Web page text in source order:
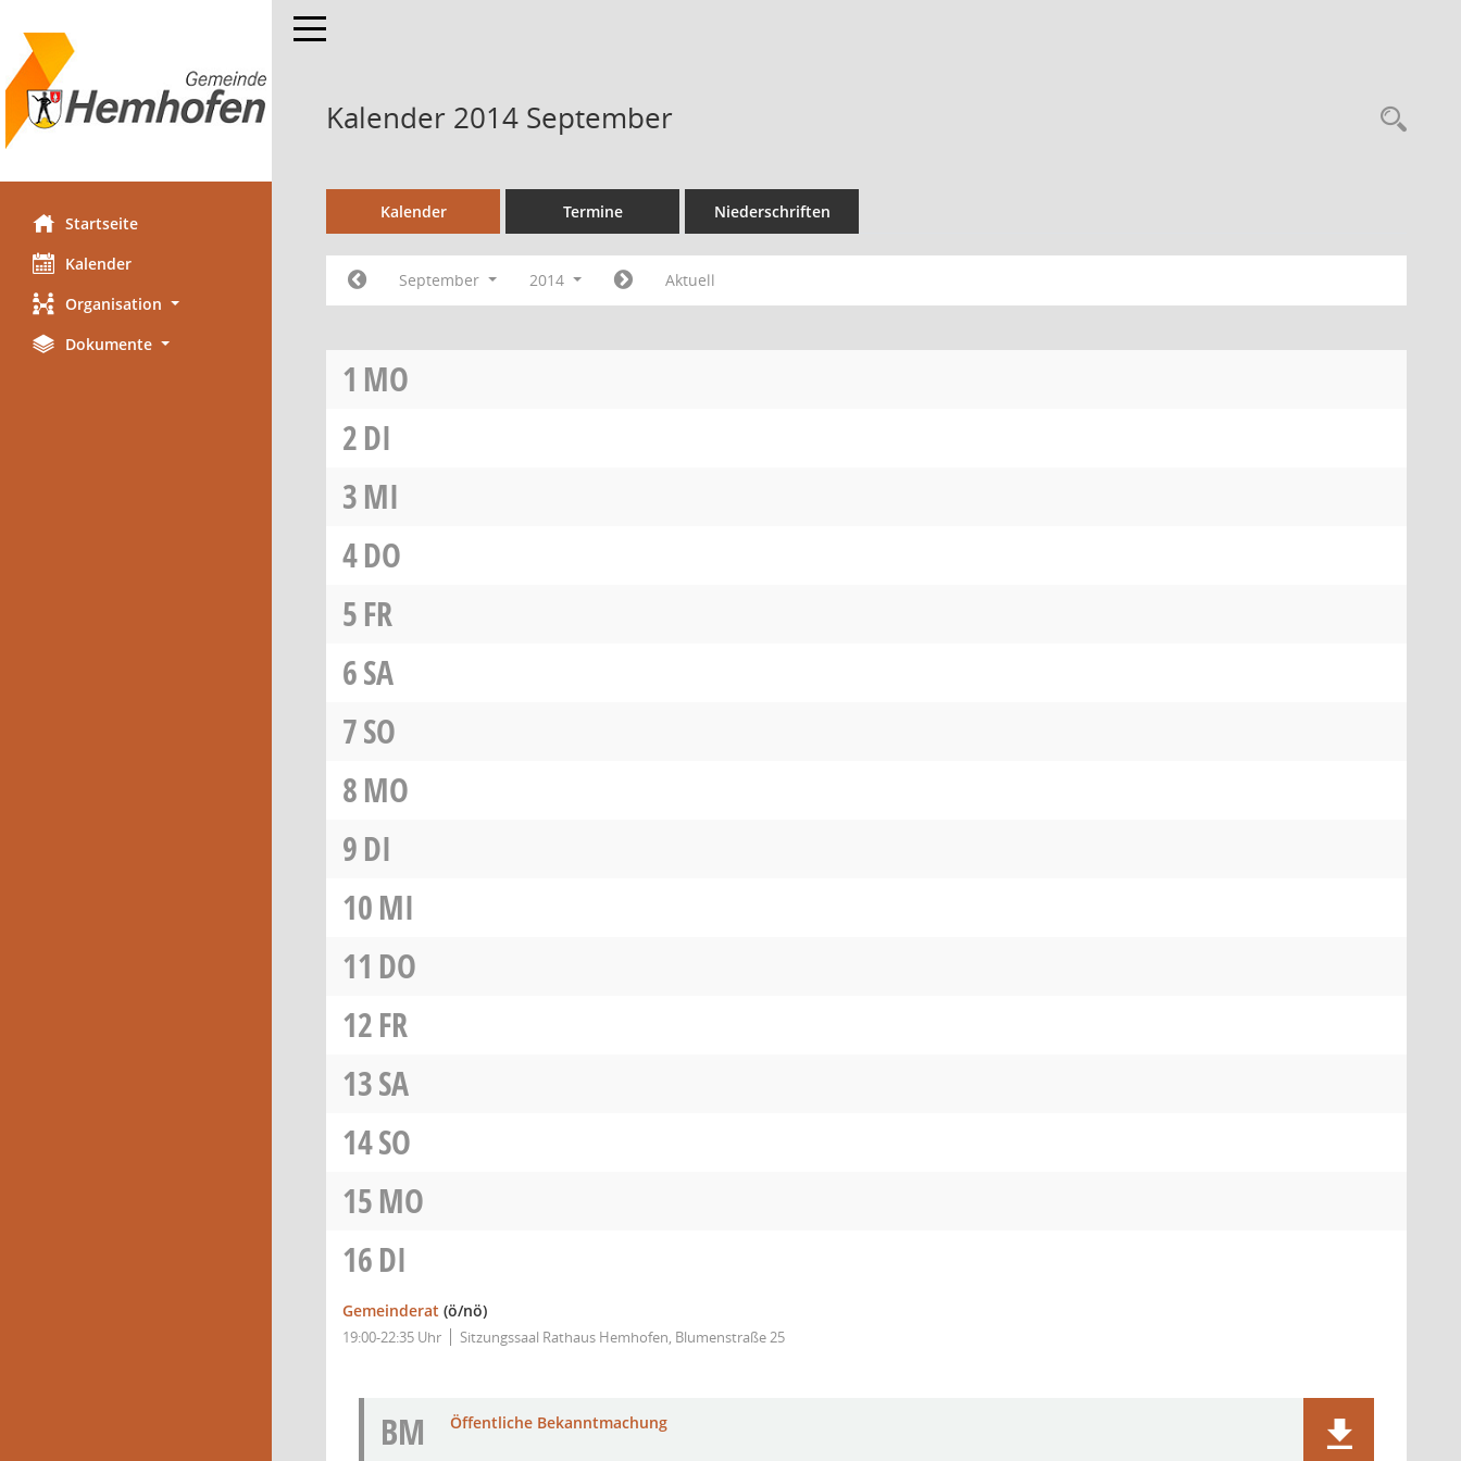
Startseite
Kalender
Organisation
Dokumente
Toggle navigation
Kalender 2014 September
Kalender Termine Niederschriften
September 2014 Aktuell
1 MO
2DI
3MI
4DO
5FR
6SA
7SO
8MO
9DI
10MI
11 DO
12FR
13SA
14SO
15MO
16DI
Gemeinderat (ö/nö)
19:00-22:35 Uhr Sitzungssaal Rathaus Hemhofen, Blumenstraße 25
BM Öffentliche Bekanntmachung